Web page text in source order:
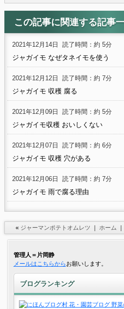
この記事に関連する記事
2021年12月14日 読了時間：約 5分
ジャガイモ なぜタネイモを使う
2021年12月12日 読了時間：約 7分
ジャガイモ 収穫 腐る
2021年12月09日 読了時間：約 5分
ジャガイモ収穫 おいしくない
2021年12月07日 読了時間：約 6分
ジャガイモ 収穫 穴がある
2021年12月06日 読了時間：約 7分
ジャガイモ 雨で腐る理由
« ジャーマンポテトオムレツ ｜ ホーム ｜
管理人＝片岡静
メールはこちらから お願いします。
ブログランキング